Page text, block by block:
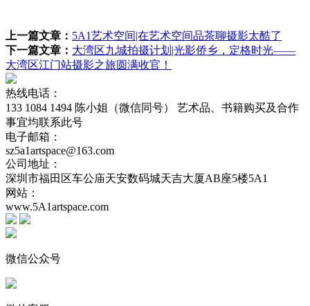
上一篇文章： 5A1艺术空间|在艺术空间品茶聊摄影太酷了
下一篇文章： 大湾区九城拍摄计划|光影侨乡，定格时光——
大湾区江门站摄影之旅圆满收官！
热线电话：
133 1084 1494 陈小姐（微信同号） 艺术品、书籍购买及合作
事宜均联系此号
电子邮箱：
sz5a1artspace@163.com
公司地址：
深圳市福田区车公庙天安数码城天吉大厦AB座5楼5A1
网站：
www.5A1artspace.com
微信公众号